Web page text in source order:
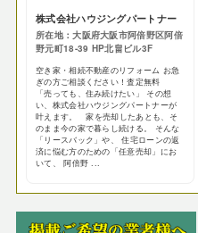
株式会社ハウジングパートナー
所在地：大阪府大阪市阿倍野区阿倍
野元町18-39 HP北畠ビル3F
空き家・相続不動産のリフォーム お急
ぎの方ご相談ください！査定無料
「売っても、住み続けたい」 その想
い、株式会社ハウジングパートナーが
叶えます。 家を売却したあとも、そ
のまま今の家で暮らし続ける。 そんな
「リースバック」や、 住宅ローンの返
済に悩む方のための「任意売却」にお
いて、 阿倍野 ...